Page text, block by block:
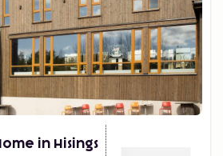
in Hisings